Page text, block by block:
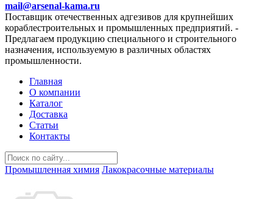
mail@arsenal-kama.ru
Поставщик отечественных адгезивов для крупнейших
кораблестроительных и промышленных предприятий. -
Предлагаем продукцию специального и строительного
назначения, используемую в различных областях
промышленности.
Главная
О компании
Каталог
Доставка
Статьи
Контакты
Промышленная химия Лакокрасочные материалы